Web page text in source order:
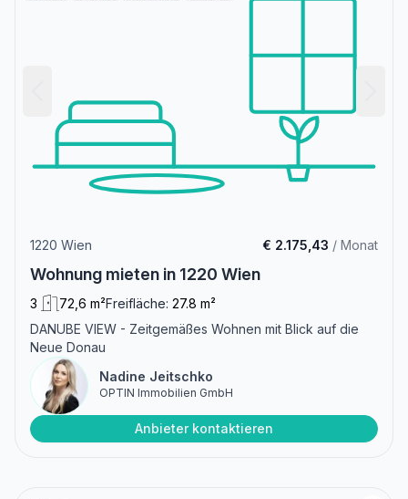
1220 Wien € 2.175,43 / Monat
Wohnung mieten in 1220 Wien
3 72,6 m²Freifläche: 27.8 m²
DANUBE VIEW - Zeitgemäßes Wohnen mit Blick auf die
Neue Donau
Nadine Jeitschko
OPTIN Immobilien GmbH
Anbieter kontaktieren